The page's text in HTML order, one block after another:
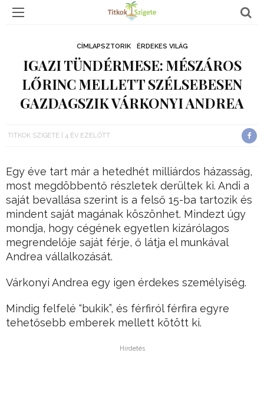
CÍMLAPSZTORIK ÉRDEKES VILÁG
IGAZI TÜNDÉRMESE: MÉSZÁROS
LŐRINC MELLETT SZÉLSEBESEN
GAZDAGSZIK VÁRKONYI ANDREA
TITKOK SZIGETE 4 ÉV EZELŐTT
Egy éve tart már a hetedhét milliárdos házasság,
most megdöbbentő részletek derültek ki. Andi a
saját bevallása szerint is a felső 15-ba tartozik és
mindent saját magának köszönhet. Mindezt úgy
mondja, hogy cégének egyetlen kizárólagos
megrendelője saját férje, ő látja el munkával
Andrea vállalkozását.
Várkonyi Andrea egy igen érdekes személyiség.
Mindig felfelé “bukik”, és férfiról férfira egyre
tehetősebb emberek mellett kötött ki.
Hirdetés